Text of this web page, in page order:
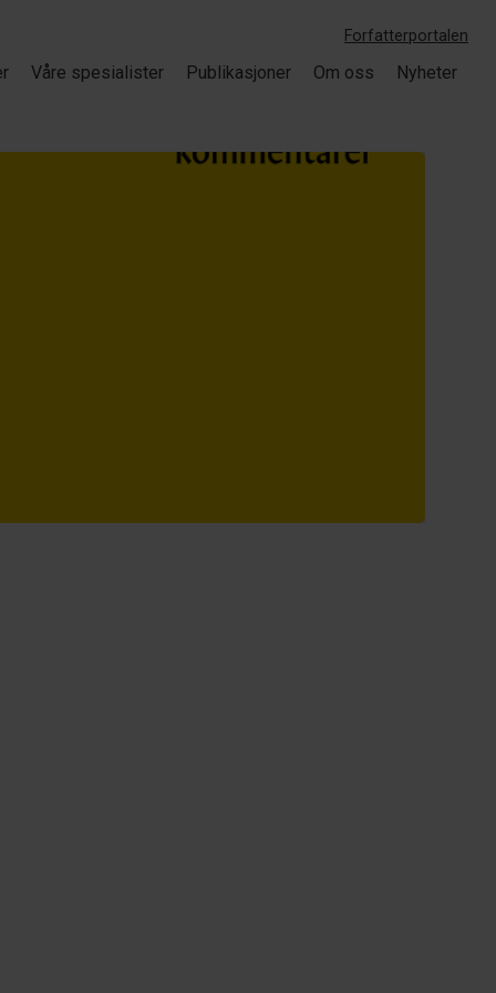
Forfatterportalen
Våre spesialister Publikasjoner Om oss Nyheter